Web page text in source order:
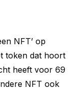
NFT’ op
token dat hoort
heeft voor 69
NFT ook